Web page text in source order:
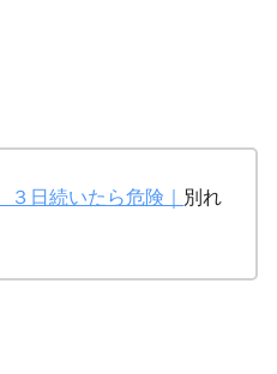
３日続いたら危険｜ 別れ